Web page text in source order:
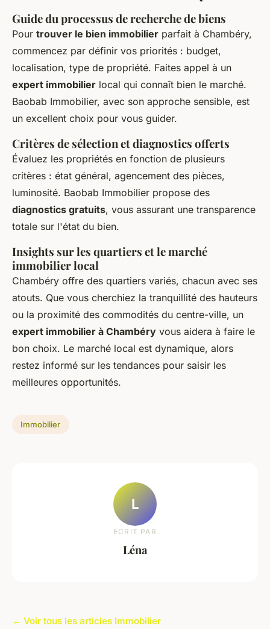
Guide du processus de recherche de biens
Pour trouver le bien immobilier parfait à Chambéry,
commencez par définir vos priorités : budget,
localisation, type de propriété. Faites appel à un
expert immobilier local qui connaît bien le marché.
Baobab Immobilier, avec son approche sensible, est
un excellent choix pour vous guider.
Critères de sélection et diagnostics offerts
Évaluez les propriétés en fonction de plusieurs
critères : état général, agencement des pièces,
luminosité. Baobab Immobilier propose des
diagnostics gratuits, vous assurant une transparence
totale sur l'état du bien.
Insights sur les quartiers et le marché
immobilier local
Chambéry offre des quartiers variés, chacun avec ses
atouts. Que vous cherchiez la tranquillité des hauteurs
ou la proximité des commodités du centre-ville, un
expert immobilier à Chambéry vous aidera à faire le
bon choix. Le marché local est dynamique, alors
restez informé sur les tendances pour saisir les
meilleures opportunités.
Immobilier
L
ECRIT PAR
Léna
← Voir tous les articles Immobilier